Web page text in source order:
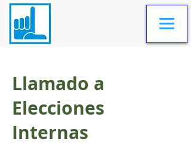
Llamado a
Elecciones
Internas